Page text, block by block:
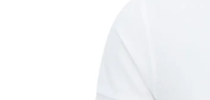
+49 39292 929695
Montag - Freitag : 8:30 - 17:00 Uhr
Samstag - Sonntag : 8:30 - 13:00 Uhr